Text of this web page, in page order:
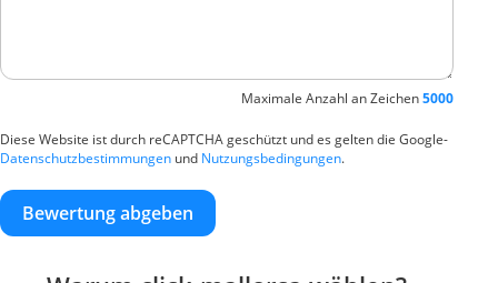
Maximale Anzahl an Zeichen5000
Diese Website ist durch reCAPTCHA geschützt und es gelten die Google-
Datenschutzbestimmungen und Nutzungsbedingungen.
Bewertung abgeben